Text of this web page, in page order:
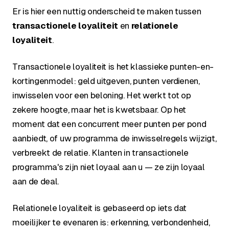
Er is hier een nuttig onderscheid te maken tussen
transactionele loyaliteit en relationele
loyaliteit.
Transactionele loyaliteit is het klassieke punten-en-
kortingenmodel: geld uitgeven, punten verdienen,
inwisselen voor een beloning. Het werkt tot op
zekere hoogte, maar het is kwetsbaar. Op het
moment dat een concurrent meer punten per pond
aanbiedt, of uw programma de inwisselregels wijzigt,
verbreekt de relatie. Klanten in transactionele
programma's zijn niet loyaal aan u — ze zijn loyaal
aan de deal.
Relationele loyaliteit is gebaseerd op iets dat
moeilijker te evenaren is: erkenning, verbondenheid,